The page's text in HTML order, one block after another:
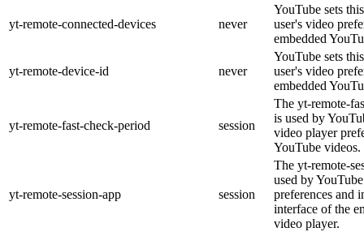
yt-remote-connected-devices never
YouTube sets
user's video
embedded
yt-remote-device-id never
YouTube sets
user's video
embedded
yt-remote-fast-check-period session
The yt-remote-
is used by
video player
YouTube videos.
yt-remote-session-app session
The yt-remote-
used by
preferences and
interface of the
video player.